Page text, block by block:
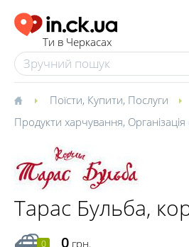
Ти в Черкасах
Поїсти, Купити, Послуги
Продукти харчування, Організація
Тарас Бульба,
0 0 грн.